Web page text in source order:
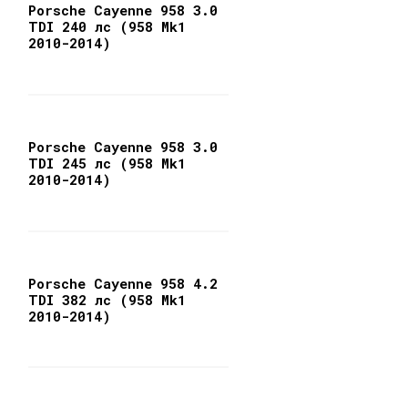
Porsche Cayenne 958 3.0
TDI 240 лс (958 Mk1
2010-2014)
Porsche Cayenne 958 3.0
TDI 245 лс (958 Mk1
2010-2014)
Porsche Cayenne 958 4.2
TDI 382 лс (958 Mk1
2010-2014)